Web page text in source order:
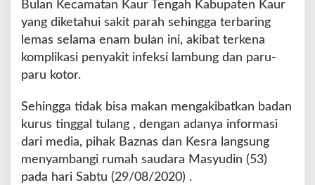
a
K
a
u
B
r
i
u
m
b
Bulan Kecamatan Kaur Tengah Kabupaten Kaur
yang diketahui sakit parah sehingga terbaring
lemas selama enam bulan ini, akibat terkena
komplikasi penyakit infeksi lambung dan paru-
paru kotor.
Sehingga tidak bisa makan mengakibatkan badan
kurus tinggal tulang , dengan adanya informasi
dari media, pihak Baznas dan Kesra langsung
menyambangi rumah saudara Masyudin (53)
pada hari Sabtu (29/08/2020) .